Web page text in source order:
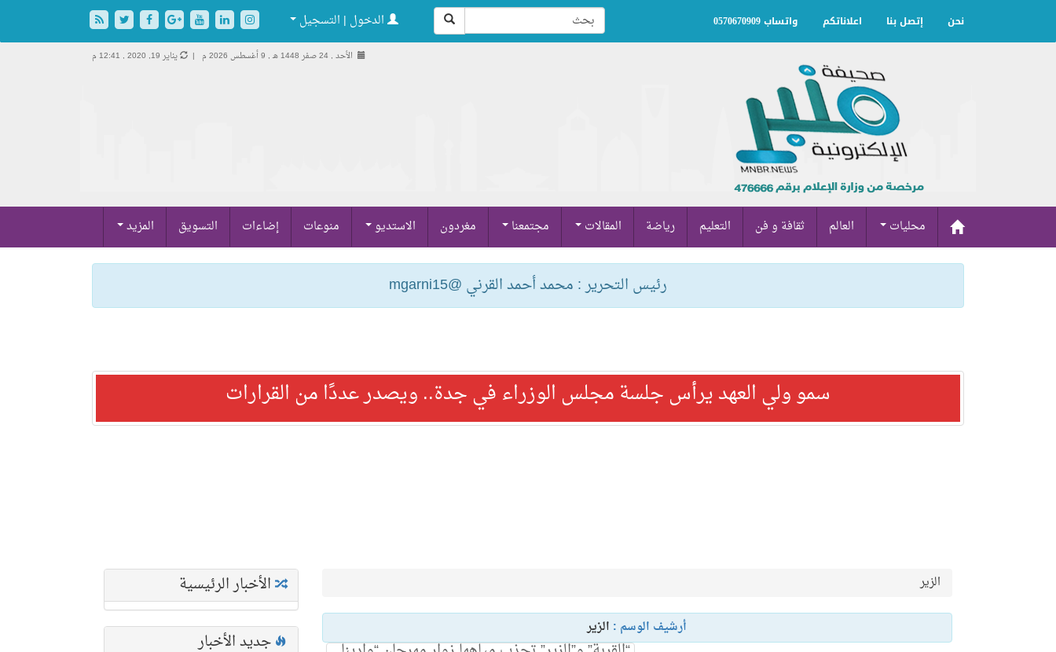
نحن إتصل بنا اعلاناتكم واتساب 0570670909 الدخول | التسجيل
الأحد , 24 صفر 1448 هـ , 9 أغسطس 2026 م | يناير 19, 2020 , 12:41 م
محليات العالم ثقافة و فن التعليم رياضة المقالات مجتمعنا مغردون الاستديو منوعات إضاءات التسويق المزيد
رئيس التحرير : محمد أحمد القرني @mgarni15
سمو ولي العهد يرأس جلسة مجلس الوزراء في جدة.. ويصدر عددًا من القرارات
الأخبار الرئيسية
جديد الأخبار
الزير
أرشيف الوسم : الزير